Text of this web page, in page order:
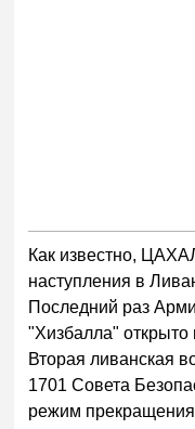
Как известно,
наступления в
Последний раз
"Хизбалла" открыто
Вторая ливанская
1701 Совета
режим прекращения